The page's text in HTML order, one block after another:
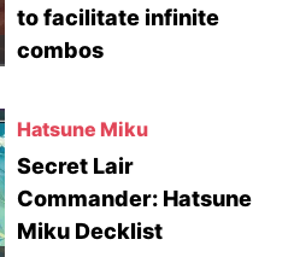
to facilitate infinite
combos
Hatsune Miku
Secret Lair
Commander: Hatsune
Miku Decklist